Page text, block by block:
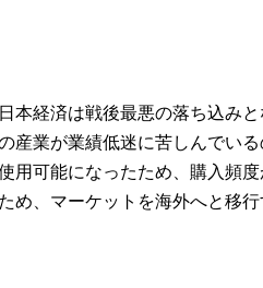
本経済は戦後最悪の落ち込み
業が業績低迷に苦しんでいる
用可能になったため、購入頻
、マーケットを海外へと移